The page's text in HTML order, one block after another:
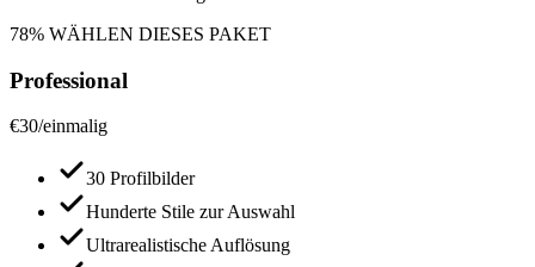
78% WÄHLEN DIESES PAKET
Professional
€30/einmalig
30 Profilbilder
Hunderte Stile zur Auswahl
Ultrarealistische Auflösung